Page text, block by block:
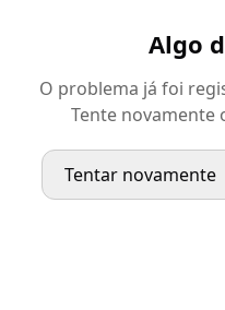
Algo
O problema já foi
Tente novamente
Tentar novamente